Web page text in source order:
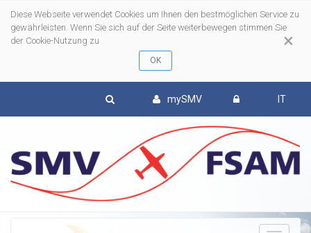
×
Diese Webseite verwendet Cookies um Ihnen den bestmöglichen Service zu
gewährleisten. Wenn Sie sich auf der Seite weiterbewegen stimmen Sie
der Cookie-Nutzung zu
mySMV IT